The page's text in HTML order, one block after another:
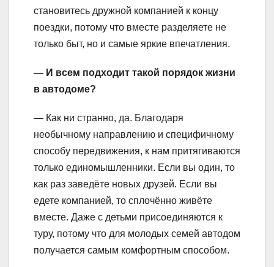
становитесь дружной компанией к концу
поездки, потому что вместе разделяете не
только быт, но и самые яркие впечатления.
— И всем подходит такой порядок жизни
в автодоме?
— Как ни странно, да. Благодаря
необычному направлению и специфичному
способу передвижения, к нам притягиваются
только единомышленники. Если вы один, то
как раз заведёте новых друзей. Если вы
едете компанией, то сплочённо живёте
вместе. Даже с детьми присоединяются к
туру, потому что для молодых семей автодом
получается самым комфортным способом.